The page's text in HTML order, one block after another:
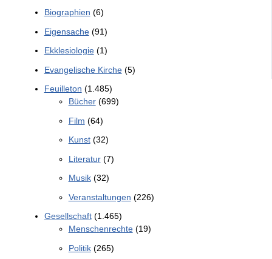
Biographien (6)
Eigensache(91)
Ekklesiologie(1)
Evangelische Kirche(5)
Feuilleton (1.485)
Bücher(699)
Film (64)
Kunst(32)
Literatur(7)
Musik(32)
Veranstaltungen (226)
Gesellschaft(1.465)
Menschenrechte(19)
Politik(265)